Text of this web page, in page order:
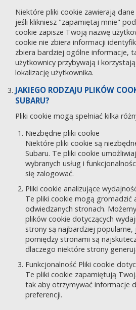
Niektóre pliki cookie zawierają
jeśli klikniesz "zapamiętaj mnie"
cookie zapisze Twoją nazwę
cookie nie zbiera informacji
zbiera bardziej ogólne informacje,
użytkownicy przybywają i
lokalizację użytkownika.
JAKIEGO RODZAJU PLIKÓW
SUBARU?
Pliki cookie mogą spełniać kilka
Niezbędne pliki cookie
Niektóre pliki cookie są
Subaru. Te pliki cookie
wybranych usług i
się zalogować.
Pliki cookie analizujące
Te pliki cookie mogą gromadzić
odwiedzanych stronach.
plików cookie dotyczących
strony są najbardziej popularne,
pomiędzy stronami są
dlaczego niektóre strony
Funkcjonalność Pliki cookie
Te pliki cookie zapamiętują
tak aby otrzymywać informacje
preferencji.